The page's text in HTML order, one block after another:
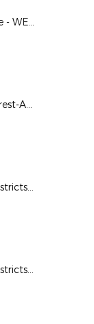
Photos Coupe du Monde - WE des Bénévoles à Clairefontaine - Mars 2026
R1 : Fc Vaulx en Velin / Crest-Aouste
Rassemblements Interdistricts U13F - Fév. 2026
Rassemblements Interdistricts arbitres - Déc. 2025